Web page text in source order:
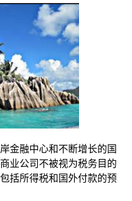
融中心和不断增长的国
业公司不被视为税务目的
括所得税和国外付款的预